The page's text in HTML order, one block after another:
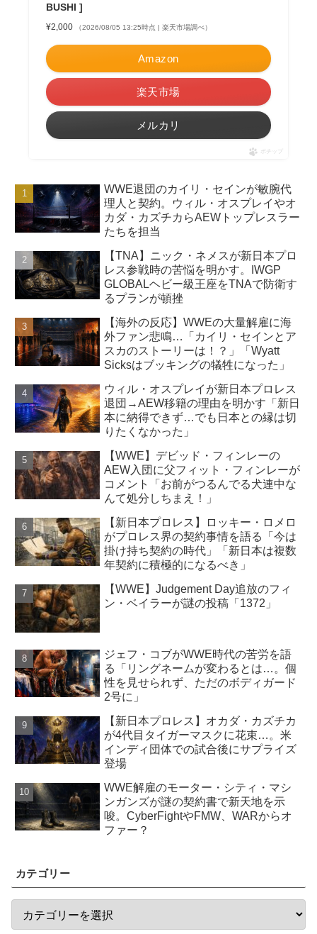
BUSHI ]
¥2,000 （2026/08/05 13:25時点 | 楽天市場調べ）
Amazon
楽天市場
メルカリ
ポチップ
WWE退団のカイリ・セインが敏腕代
理人と契約。ウィル・オスプレイやオ
カダ・カズチカらAEWトップレスラー
たちを担当
【TNA】ニック・ネメスが新日本プロ
レス参戦時の苦悩を明かす。IWGP
GLOBALヘビー級王座をTNAで防衛す
るプランが頓挫
【海外の反応】WWEの大量解雇に海
外ファン悲鳴…「カイリ・セインとア
スカのストーリーは！？」「Wyatt
Sicksはブッキングの犠牲になった」
ウィル・オスプレイが新日本プロレス
退団→AEW移籍の理由を明かす「新日
本に納得できず…でも日本との縁は切
りたくなかった」
【WWE】デビッド・フィンレーの
AEW入団に父フィット・フィンレーが
コメント「お前がつるんでる犬連中な
んて処分しちまえ！」
【新日本プロレス】ロッキー・ロメロ
がプロレス界の契約事情を語る「今は
掛け持ち契約の時代」「新日本は複数
年契約に積極的になるべき」
【WWE】Judgement Day追放のフィ
ン・ベイラーが謎の投稿「1372」
ジェフ・コブがWWE時代の苦労を語
る「リングネームが変わるとは…。個
性を見せられず、ただのボディガード
2号に」
【新日本プロレス】オカダ・カズチカ
が4代目タイガーマスクに花束…。米
インディ団体での試合後にサプライズ
登場
WWE解雇のモーター・シティ・マシ
ンガンズが謎の契約書で新天地を示
唆。CyberFightやFMW、WARからオ
ファー？
カテゴリー